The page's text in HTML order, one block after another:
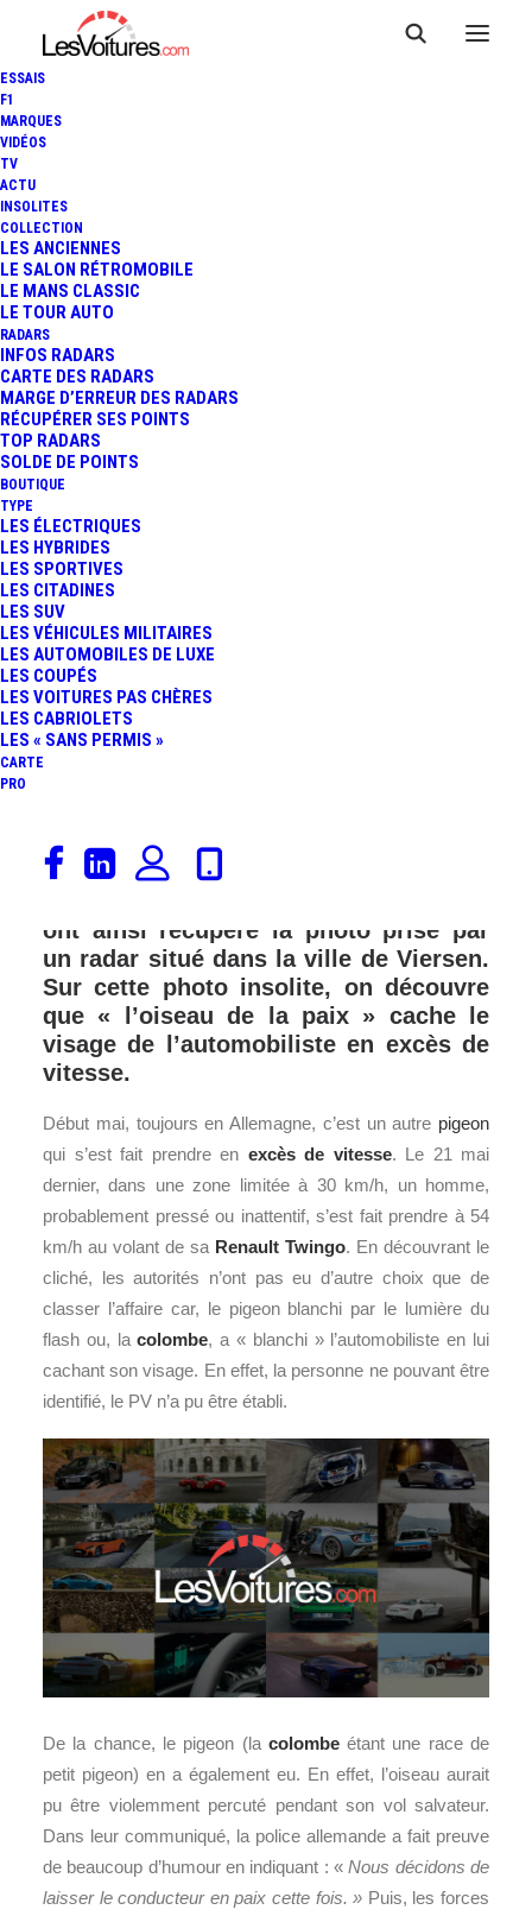
ESSAIS
F1
MARQUES
VIDÉOS
TV
ACTU
INSOLITES
COLLECTION
LES ANCIENNES
LE SALON RÉTROMOBILE
LE MANS CLASSIC
LE TOUR AUTO
RADARS
INFOS RADARS
CARTE DES RADARS
MARGE D’ERREUR DES RADARS
RÉCUPÉRER SES POINTS
TOP RADARS
SOLDE DE POINTS
BOUTIQUE
TYPE
LES ÉLECTRIQUES
LES HYBRIDES
LES SPORTIVES
LES CITADINES
LES SUV
LES VÉHICULES MILITAIRES
LES AUTOMOBILES DE LUXE
LES COUPÉS
LES VOITURES PAS CHÈRES
LES CABRIOLETS
LES « SANS PERMIS »
CARTE
PRO
ALLEMAGNE : UN EXCÈS DE
VITESSE ANNULÉ GRÂCE À
2 Minutes
Depuis quelques jours en Allemagne,
une colombe est devenue la star du
ont ainsi récupéré la photo prise par
un radar situé dans la ville de Viersen.
Sur cette photo insolite, on découvre
que « l’oiseau de la paix » cache le
visage de l’automobiliste en excès de
vitesse.
Début mai, toujours en Allemagne, c’est un autre pigeon
qui s’est fait prendre en excès de vitesse. Le 21 mai
dernier, dans une zone limitée à 30 km/h, un homme,
probablement pressé ou inattentif, s’est fait prendre à 54
km/h au volant de sa Renault Twingo. En découvrant le
cliché, les autorités n’ont pas eu d’autre choix que de
classer l’affaire car, le pigeon blanchi par le lumière du
flash ou, lacolombe, a « blanchi » l’automobiliste en lui
cachant son visage. En effet, la personne ne pouvant être
identifié, le PV n’a pu être établi.
De la chance, le pigeon (la colombeétant une race de
petit pigeon) en a également eu. En effet, l’oiseau aurait
pu être violemment percuté pendant son vol salvateur.
Dans leur communiqué, la police allemande a fait preuve
de beaucoup d’humour en indiquant : «Nous décidons de
laisser le conducteur en paix cette fois. » Puis, les forces